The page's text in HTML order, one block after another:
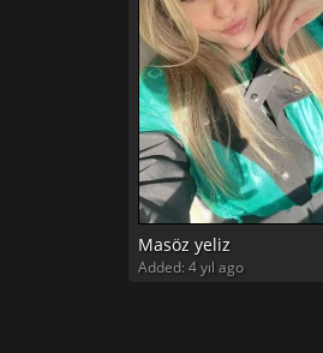
Masöz yeliz
Added: 4 yıl ago